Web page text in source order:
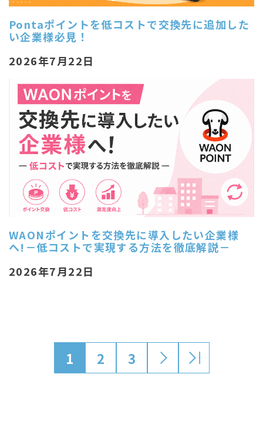
Pontaポイントを低コストで交換先に追加した
い企業様必見！
2026年7月22日
WAONポイントを交換先に導入したい企業様
へ!－低コストで実現する方法を徹底解説－
2026年7月22日
1 2 3